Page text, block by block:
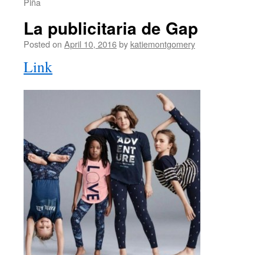
La publicitaria de Gap
Posted on April 10, 2016by katiemontgomery
Link